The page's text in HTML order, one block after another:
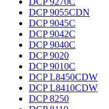
DCP 9055CDN
DCP 9045C
DCP 9042C
DCP 9040C
DCP 9020
DCP 9010C
DCP L8450CDW
DCP L8410CDW
DCP 8250